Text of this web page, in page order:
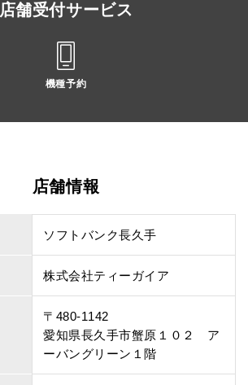
店舗受付サービス
機種予約
店舗情報
ソフトバンク長久手
株式会社ティーガイア
〒480-1142
愛知県長久手市蟹原１０２ ア
ーバングリーン１階